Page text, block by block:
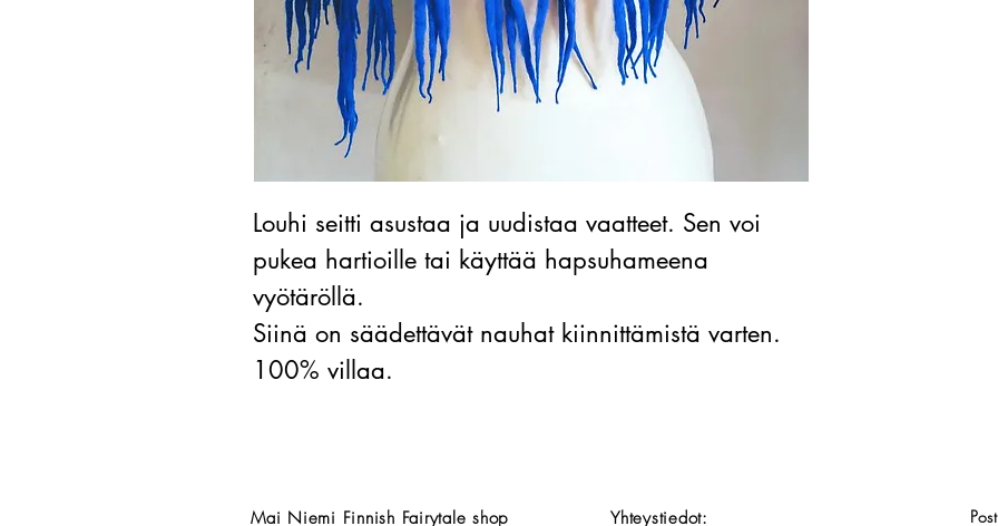
Louhi seitti asustaa ja uudistaa vaatteet. Sen voi
pukea hartioille tai käyttää hapsuhameena
vyötäröllä.
Siinä on säädettävät nauhat kiinnittämistä varten.
100% villaa.
Mai Niemi Finnish Fairytale shop
Yhteystiedot: